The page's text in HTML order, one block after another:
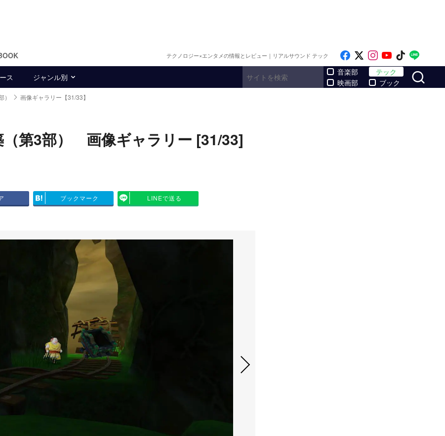
テクノロジー×エンタメの情報とレビュー｜リアルサウンド テック Like on Facebook
Follow on x
Follow on
Follow on
Follow
ス ジャンル別
音楽部
映画部
テック
ブック
画像ギャラリー【31/33】
第3部） 画像ギャラリー [31/33]
ブックマーク LINEで送る